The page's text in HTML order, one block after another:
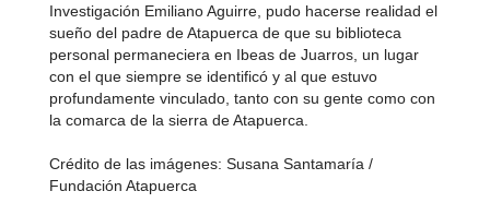
Investigación Emiliano Aguirre, pudo hacerse realidad el
sueño del padre de Atapuerca de que su biblioteca
personal permaneciera en Ibeas de Juarros, un lugar
con el que siempre se identificó y al que estuvo
profundamente vinculado, tanto con su gente como con
la comarca de la sierra de Atapuerca.
Crédito de las imágenes: Susana Santamaría /
Fundación Atapuerca